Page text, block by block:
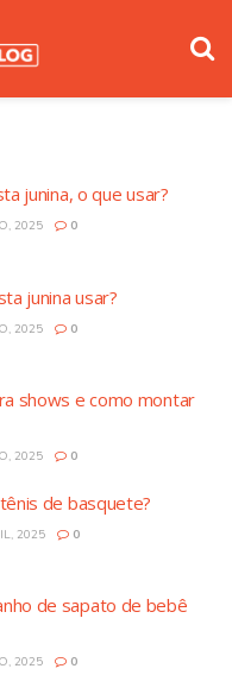
junina, o que usar?
2025 0
junina usar?
2025 0
shows e como montar
2025 0
de basquete?
2025 0
de sapato de bebê
2025 0